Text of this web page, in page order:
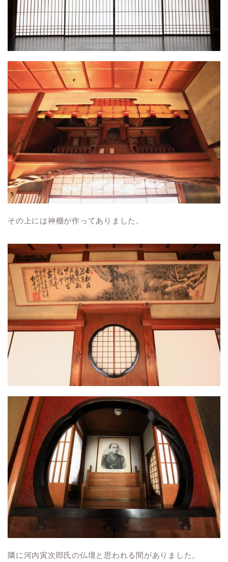
その上には神棚が作ってありました。
隣に河内寅次郎氏の仏壇と思われる間がありました。